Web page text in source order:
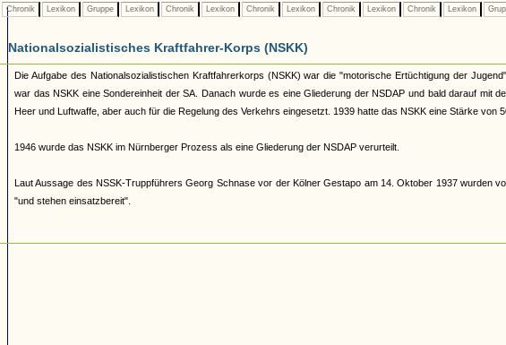
Chronik Lexikon Gruppe Lexikon Chronik Lexikon Chronik Lexikon Chronik Lexikon Chronik Lexikon
Nationalsozialistisches Kraftfahrer-Korps (NSKK)
Die Aufgabe des Nationalsozialistischen Kraftfahrerkorps (NSKK) war die "motorische Ertüchtigung der
war das NSKK eine Sondereinheit der SA. Danach wurde es eine Gliederung der NSDAP und bald darauf mit
Heer und Luftwaffe, aber auch für die Regelung des Verkehrs eingesetzt. 1939 hatte das NSKK eine Stärke von
1946 wurde das NSKK im Nürnberger Prozess als eine Gliederung der NSDAP verurteilt.
Laut Aussage des NSSK-Truppführers Georg Schnase vor der Kölner Gestapo am 14. Oktober 1937 wurden
"und stehen einsatzbereit".